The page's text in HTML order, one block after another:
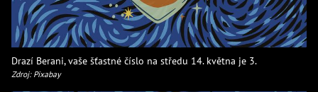
Drazí Berani, vaše šťastné číslo na středu 14. května je 3.
Zdroj: Pixabay